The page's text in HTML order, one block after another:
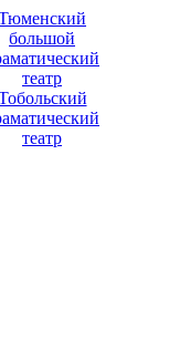
большой
театр
театр